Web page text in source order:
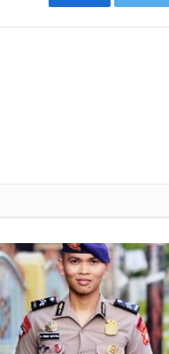
Facebook